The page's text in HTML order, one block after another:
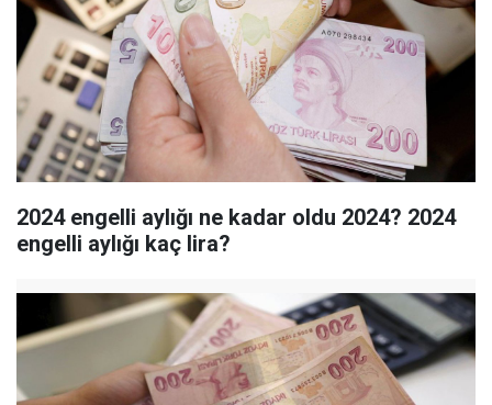
2024 engelli aylığı ne kadar oldu 2024? 2024
engelli aylığı kaç lira?